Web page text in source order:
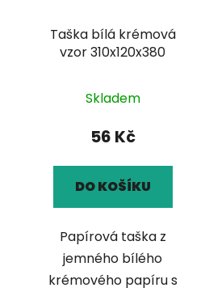
Taška bílá krémová
vzor 310x120x380
Skladem
56 Kč
DO KOŠÍKU
Papírová taška z
jemného bílého
krémového papíru s